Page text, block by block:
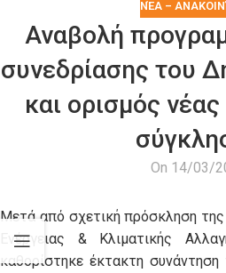
ΝΈΑ –
Αναβολή
συνεδρίασης του
και ορισμός
On 14/03/
Μετά από σχετική πρόσκληση
Ενέργειας & Κλιματικής
καθορίστηκε έκτακτη